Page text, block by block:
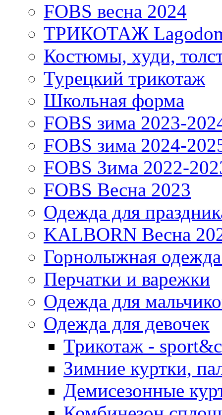
FOBS весна 2024
ТРИКОТАЖ
Костюмы, худи,
Турецкий трикотаж
Школьная форма
FOBS зима 2023-
FOBS зима 2024-
FOBS Зима 2022-
FOBS Весна 2023
Одежда для
KALBORN Весна
Горнолыжная
Перчатки и варежки
Одежда для
Одежда для девочек
Трикотаж -
Зимние куртки,
Демисезонные